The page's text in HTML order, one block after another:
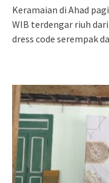
Keramaian di Ahad
WIB terdengar riuh
dress code serempak